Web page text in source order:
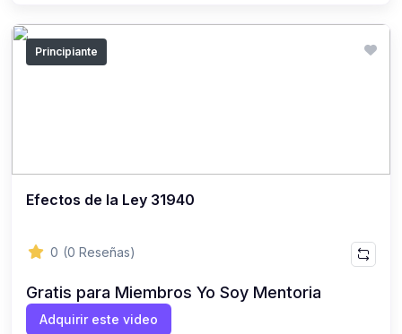
Principiante
Efectos de la Ley 31940
0 (0 Reseñas)
Gratis para Miembros Yo Soy Mentoria
Adquirir este video